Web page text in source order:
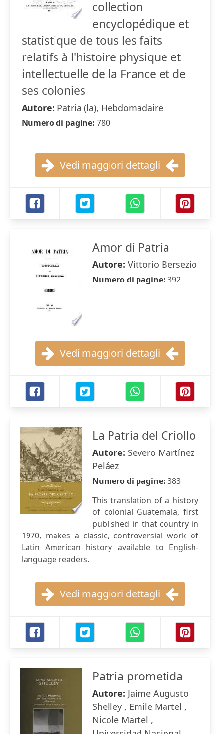
collection
encyclopédique et
statistique de tous les faits
relatifs à l'histoire physique et
intellectuelle de la France et de
ses colonies
Autore: Patria (la), Hebdomadaire
Numero di pagine: 780
Vedi maggiori dettagli
Amor di Patria
Autore: Vittorio Bersezio
Numero di pagine: 392
Vedi maggiori dettagli
La Patria del Criollo
Autore: Severo Martínez
Peláez
Numero di pagine: 383
This translation of a history
of colonial Guatemala, first
published in that country in
1970, makes a classic, controversial work of
Latin American history available to English-
language readers.
Vedi maggiori dettagli
Patria prometida
Autore: Jaime Augusto
Shelley , Emile Martel ,
Nicole Martel ,